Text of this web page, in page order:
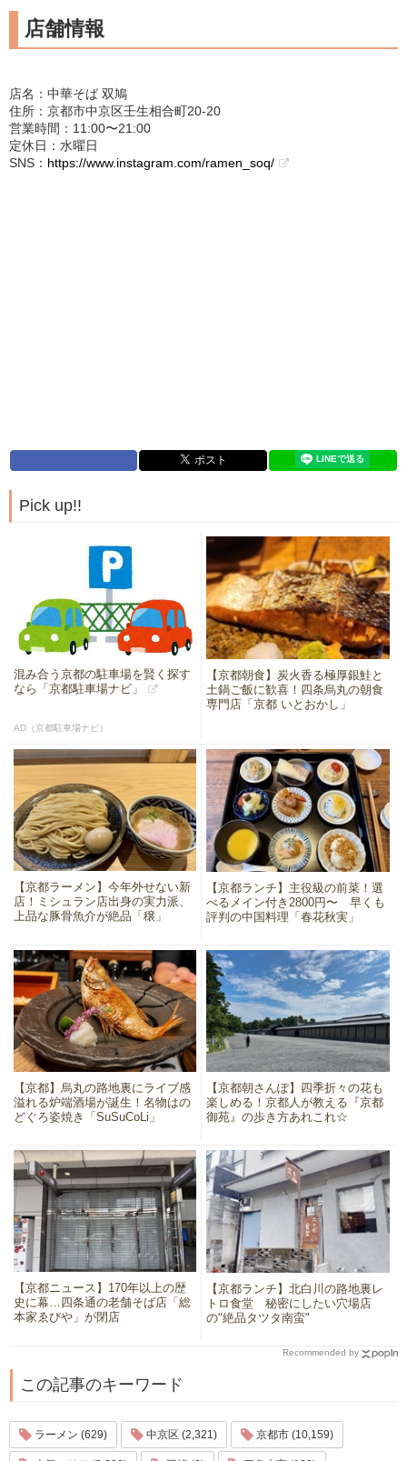
店舗情報
店名：中華そば 双鳩
住所：京都市中京区壬生相合町20-20
営業時間：11:00〜21:00
定休日：水曜日
SNS： https://www.instagram.com/ramen_soq/
Pick up!!
混み合う京都の駐車場を賢く探す
なら「京都駐車場ナビ」
AD（京都駐車場ナビ）
【京都朝食】炭火香る極厚銀鮭と
土鍋ご飯に歓喜！四条烏丸の朝食
専門店「京都 いとおかし」
【京都ラーメン】今年外せない新
店！ミシュラン店出身の実力派、
上品な豚骨魚介が絶品「穣」
【京都ランチ】主役級の前菜！選
べるメイン付き2800円〜 早くも
評判の中国料理「春花秋実」
【京都】烏丸の路地裏にライブ感
溢れる炉端酒場が誕生！名物はの
どぐろ姿焼き「SuSuCoLi」
【京都朝さんぽ】四季折々の花も
楽しめる！京都人が教える『京都
御苑』の歩き方あれこれ☆
【京都ニュース】170年以上の歴
史に幕…四条通の老舗そば店「総
本家ゑびや」が閉店
【京都ランチ】北白川の路地裏レ
トロ食堂 秘密にしたい穴場店
の"絶品タツタ南蛮"
Recommended by
この記事のキーワード
ラーメン (629) 中京区 (2,321) 京都市 (10,159)